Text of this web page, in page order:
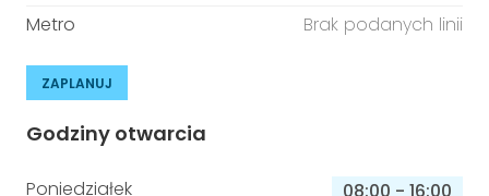
Metro
Brak podanych linii
ZAPLANUJ
Godziny otwarcia
Poniedziałek